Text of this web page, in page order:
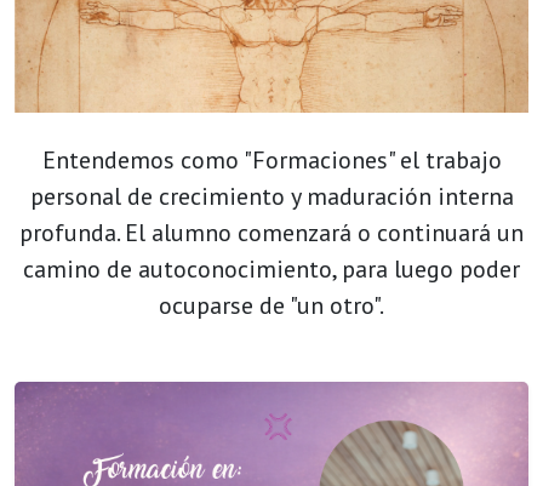
Entendemos como "Formaciones" el trabajo
personal de crecimiento y maduración interna
profunda. El alumno comenzará o continuará un
camino de autoconocimiento, para luego poder
ocuparse de "un otro".